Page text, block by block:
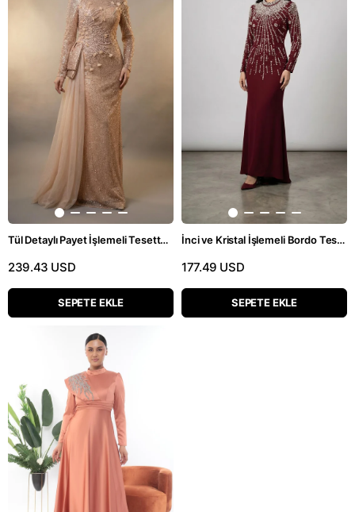
Tül Detaylı Payet İşlemeli Tesettür Abiye Elbise
239.43 USD
SEPETE EKLE
İnci ve Kristal İşlemeli Bordo Tesettür Gece Elbisesi
177.49 USD
SEPETE EKLE